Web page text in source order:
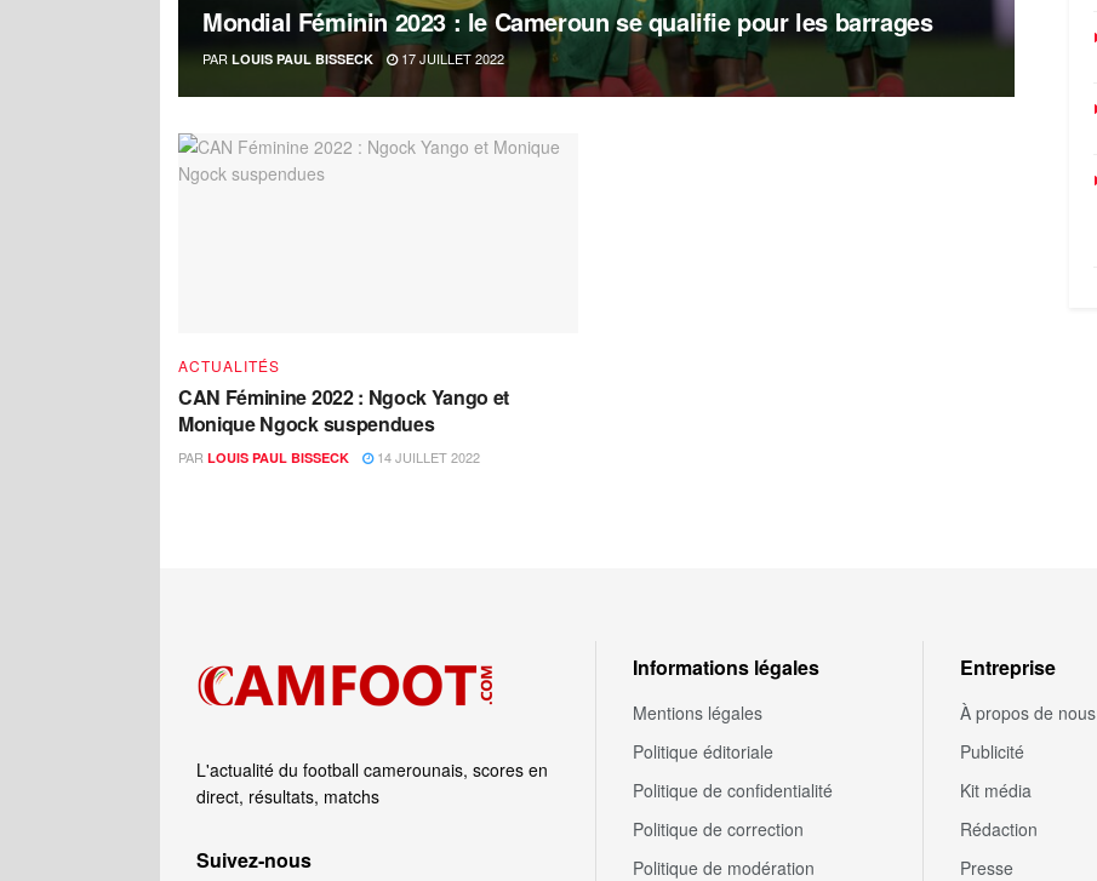
Mondial Féminin 2023 : le Cameroun se qualifie pour les barrages
PAR LOUIS PAUL BISSECK 17 JUILLET 2022
ACTUALITÉS
CAN Féminine 2022 : Ngock Yango et
Monique Ngock suspendues
PAR LOUIS PAUL BISSECK 14 JUILLET 2022
L'actualité du football camerounais, scores en
direct, résultats, matchs
Suivez‑nous
Informations légales
Mentions légales
Politique éditoriale
Politique de confidentialité
Politique de correction
Politique de modération
Entreprise
À propos de nous
Publicité
Kit média
Rédaction
Presse